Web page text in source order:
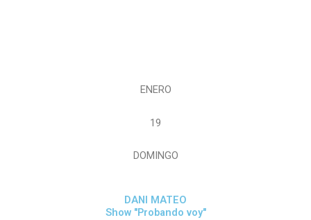
ENERO
19
DOMINGO
DANI MATEO
Show "Probando voy"